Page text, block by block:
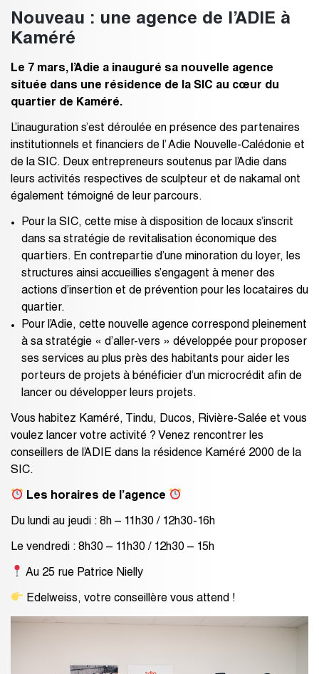
Nouveau : une agence de l’ADIE à
Kaméré
Le 7 mars, l’Adie a inauguré sa nouvelle agence
située dans une résidence de la SIC au cœur du
quartier de Kaméré.
L’inauguration s’est déroulée en présence des partenaires
institutionnels et financiers de l’ Adie Nouvelle-Calédonie et
de la SIC. Deux entrepreneurs soutenus par l’Adie dans
leurs activités respectives de sculpteur et de nakamal ont
également témoigné de leur parcours.
Pour la SIC, cette mise à disposition de locaux s’inscrit
dans sa stratégie de revitalisation économique des
quartiers. En contrepartie d’une minoration du loyer, les
structures ainsi accueillies s’engagent à mener des
actions d’insertion et de prévention pour les locataires du
quartier.
Pour l’Adie, cette nouvelle agence correspond pleinement
à sa stratégie « d’aller-vers » développée pour proposer
ses services au plus près des habitants pour aider les
porteurs de projets à bénéficier d’un microcrédit afin de
lancer ou développer leurs projets.
Vous habitez Kaméré, Tindu, Ducos, Rivière-Salée et vous
voulez lancer votre activité ? Venez rencontrer les
conseillers de l’ADIE dans la résidence Kaméré 2000 de la
SIC.
Les horaires de l’agence
Du lundi au jeudi : 8h – 11h30 / 12h30-16h
Le vendredi : 8h30 – 11h30 / 12h30 – 15h
Au 25 rue Patrice Nielly
Edelweiss, votre conseillère vous attend !